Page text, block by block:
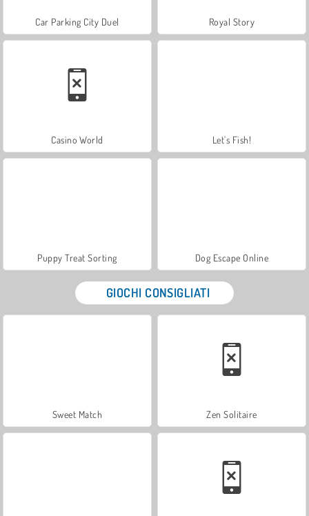
Car Parking City Duel Royal Story
Casino World Let's Fish!
Puppy Treat Sorting Dog Escape Online
GIOCHI CONSIGLIATI
Sweet Match Zen Solitaire